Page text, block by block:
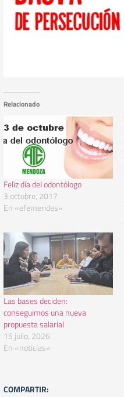
Relacionado
Feliz día del odontólogo
3 octubre, 2017
En «efemerides»
Las bases deciden:
conseguimos una nueva
propuesta salarial
15 julio, 2026
En «noticias»
COMPARTIR: